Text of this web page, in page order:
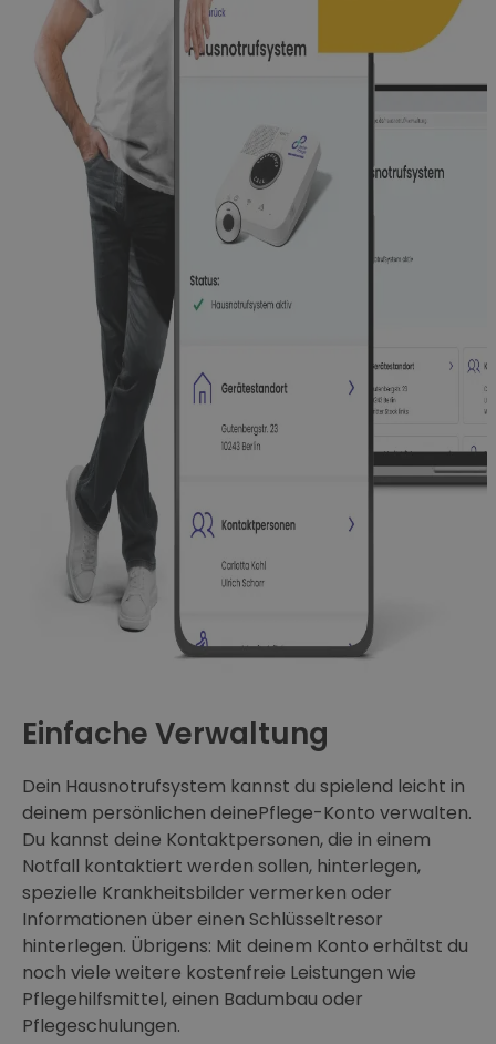
Einfache Verwaltung
Dein Hausnotrufsystem kannst du spielend leicht in
deinem persönlichen deinePflege-Konto verwalten.
Du kannst deine Kontaktpersonen, die in einem
Notfall kontaktiert werden sollen, hinterlegen,
spezielle Krankheitsbilder vermerken oder
Informationen über einen Schlüsseltresor
hinterlegen. Übrigens: Mit deinem Konto erhältst du
noch viele weitere kostenfreie Leistungen wie
Pflegehilfsmittel, einen Badumbau oder
Pflegeschulungen.